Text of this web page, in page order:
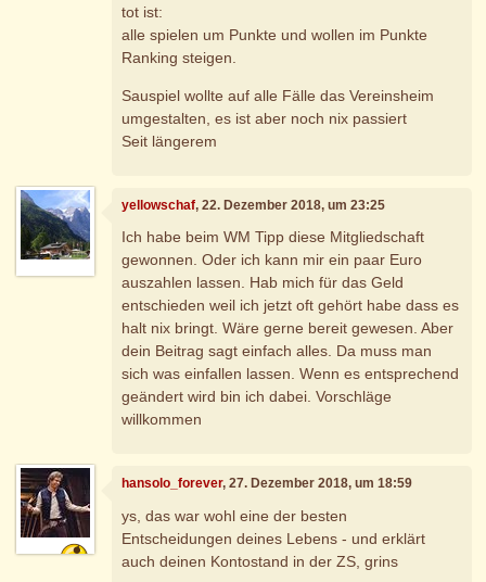
tot ist:
alle spielen um Punkte und wollen im Punkte
Ranking steigen.
Sauspiel wollte auf alle Fälle das Vereinsheim
umgestalten, es ist aber noch nix passiert
Seit längerem
yellowschaf, 22. Dezember 2018, um 23:25
Ich habe beim WM Tipp diese Mitgliedschaft
gewonnen. Oder ich kann mir ein paar Euro
auszahlen lassen. Hab mich für das Geld
entschieden weil ich jetzt oft gehört habe dass es
halt nix bringt. Wäre gerne bereit gewesen. Aber
dein Beitrag sagt einfach alles. Da muss man
sich was einfallen lassen. Wenn es entsprechend
geändert wird bin ich dabei. Vorschläge
willkommen
hansolo_forever, 27. Dezember 2018, um 18:59
ys, das war wohl eine der besten
Entscheidungen deines Lebens - und erklärt
auch deinen Kontostand in der ZS, grins